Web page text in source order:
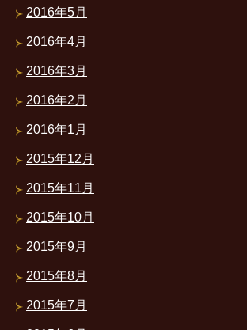
2016年5月
2016年4月
2016年3月
2016年2月
2016年1月
2015年12月
2015年11月
2015年10月
2015年9月
2015年8月
2015年7月